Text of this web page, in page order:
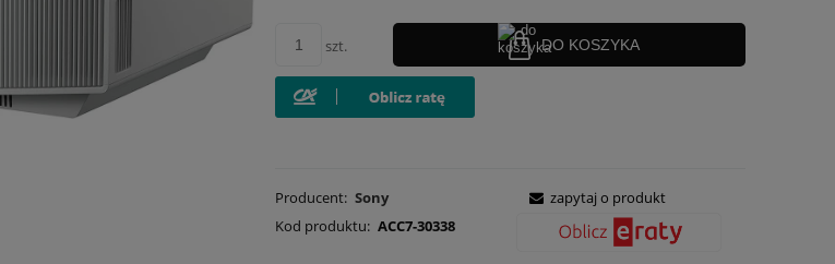
szt. DO KOSZYKA
Producent: Sony
Kod produktu: ACC7-30338
zapytaj o produkt